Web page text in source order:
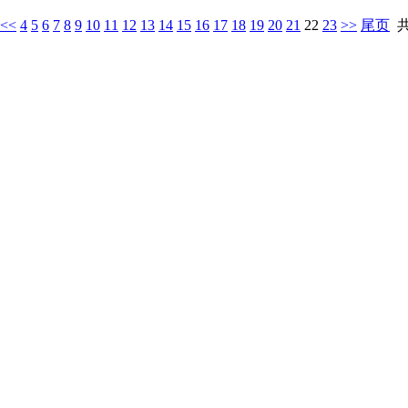
<< 4 5 6 7 8 9 10 11 12 13 14 15 16 17 18 19 20 21 22 23 >> 尾页